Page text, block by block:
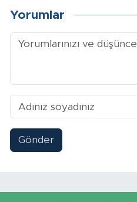
Yorumlar
Gönder